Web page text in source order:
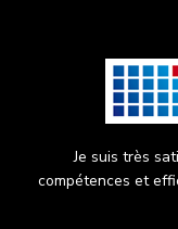
Je suis très
compétences et